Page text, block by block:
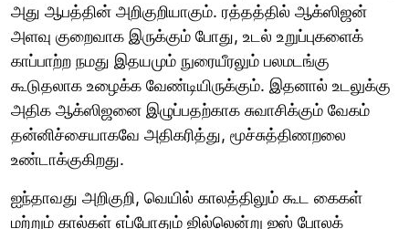
அது ஆபத்தின் அறிகுறியாகும். ரத்தத்தில் ஆக்ஸிஜன்
அளவு குறைவாக இருக்கும் போது, உடல் உறுப்புகளைக்
காப்பாற்ற நமது இதயமும் நுரையீரலும் பலமடங்கு
கூடுதலாக உழைக்க வேண்டியிருக்கும். இதனால் உடலுக்கு
அதிக ஆக்ஸிஜனை இழுப்பதற்காக சுவாசிக்கும் வேகம்
தன்னிச்சையாகவே அதிகரித்து, மூச்சுத்திணறலை
உண்டாக்குகிறது.
ஐந்தாவது அறிகுறி, வெயில் காலத்திலும் கூட கைகள்
மற்றும் கால்கள் எப்போதும் ஜில்லென்று ஐஸ் போலக்